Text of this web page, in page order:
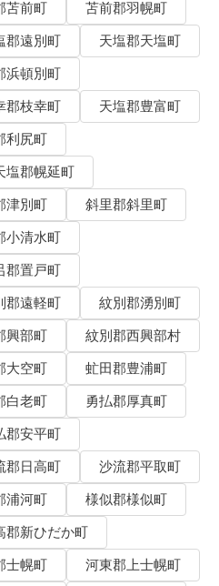
苫前町
苫前郡羽幌町
郡遠別町
天塩郡天塩町
浜頓別町
郡枝幸町
天塩郡豊富町
利尻町
塩郡幌延町
津別町
斜里郡斜里町
小清水町
郡置戸町
郡遠軽町
紋別郡湧別町
興部町
紋別郡西興部村
大空町
虻田郡豊浦町
白老町
勇払郡厚真町
郡安平町
郡日高町
沙流郡平取町
浦河町
様似郡様似町
郡新ひだか町
士幌町
河東郡上士幌町